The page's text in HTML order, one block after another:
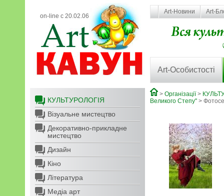
on-line с 20.02.06
Art-Новини Art-
Art-Особистості
КУЛЬТУРОЛОГІЯ
Візуальне мистецтво
Декоративно-прикладне
мистецтво
Дизайн
Кіно
Література
Медіа арт
> Організації>
Великого Степу" >